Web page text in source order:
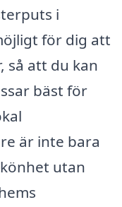
i
för dig att
så att du kan
bäst för
är inte bara
utan